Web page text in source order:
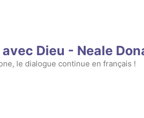
Dieu - Neale
le dialogue continue en français !